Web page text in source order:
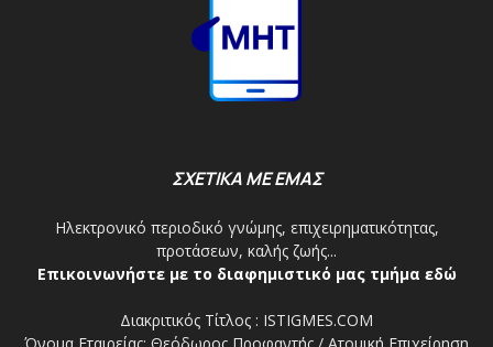
ΣΧΕΤΙΚΑ ΜΕ ΕΜΑΣ
Ηλεκτρονικό περιοδικό γνώμης, επιχειρηματικότητας,
προτάσεων, καλής ζωής...
Επικοινωνήστε με το διαφημιστικό μας τμήμα εδώ
Διακριτικός Τίτλος : ISTIGMES.COM